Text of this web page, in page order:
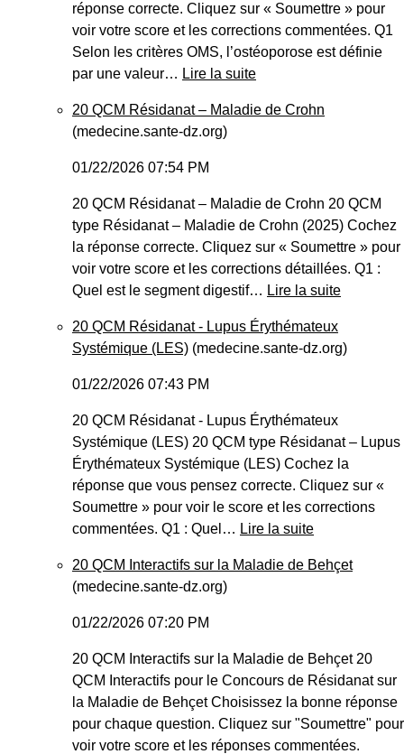
réponse correcte. Cliquez sur « Soumettre » pour
voir votre score et les corrections commentées. Q1
Selon les critères OMS, l’ostéoporose est définie
par une valeur… Lire la suite
20 QCM Résidanat – Maladie de Crohn
(medecine.sante-dz.org)
01/22/2026 07:54 PM
20 QCM Résidanat – Maladie de Crohn 20 QCM
type Résidanat – Maladie de Crohn (2025) Cochez
la réponse correcte. Cliquez sur « Soumettre » pour
voir votre score et les corrections détaillées. Q1 :
Quel est le segment digestif… Lire la suite
20 QCM Résidanat - Lupus Érythémateux
Systémique (LES) (medecine.sante-dz.org)
01/22/2026 07:43 PM
20 QCM Résidanat - Lupus Érythémateux
Systémique (LES) 20 QCM type Résidanat – Lupus
Érythémateux Systémique (LES) Cochez la
réponse que vous pensez correcte. Cliquez sur «
Soumettre » pour voir le score et les corrections
commentées. Q1 : Quel… Lire la suite
20 QCM Interactifs sur la Maladie de Behçet
(medecine.sante-dz.org)
01/22/2026 07:20 PM
20 QCM Interactifs sur la Maladie de Behçet 20
QCM Interactifs pour le Concours de Résidanat sur
la Maladie de Behçet Choisissez la bonne réponse
pour chaque question. Cliquez sur "Soumettre" pour
voir votre score et les réponses commentées.